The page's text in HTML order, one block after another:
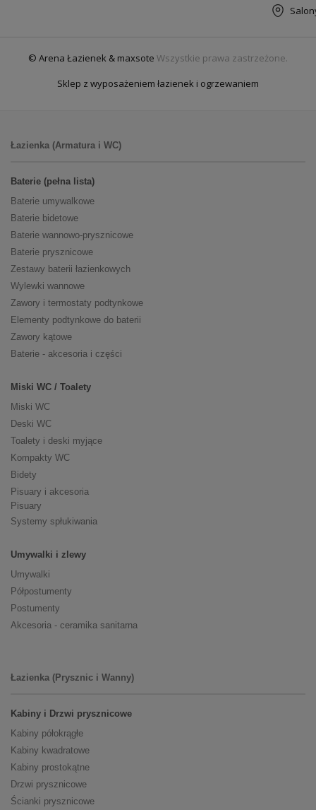
© Arena Łazienek & maxsote Wszystkie prawa zastrzeżone.
Sklep z wyposażeniem łazienek i ogrzewaniem
Łazienka (Armatura i WC)
Baterie (pełna lista)
Baterie umywalkowe
Baterie bidetowe
Baterie wannowo-prysznicowe
Baterie prysznicowe
Zestawy baterii łazienkowych
Wylewki wannowe
Zawory i termostaty podtynkowe
Elementy podtynkowe do baterii
Zawory kątowe
Baterie - akcesoria i części
Miski WC / Toalety
Miski WC
Deski WC
Toalety i deski myjące
Kompakty WC
Bidety
Pisuary i akcesoria
Pisuary
Systemy spłukiwania
Umywalki i zlewy
Umywalki
Półpostumenty
Postumenty
Akcesoria - ceramika sanitarna
Łazienka (Prysznic i Wanny)
Kabiny i Drzwi prysznicowe
Kabiny półokrągłe
Kabiny kwadratowe
Kabiny prostokątne
Drzwi prysznicowe
Ścianki prysznicowe